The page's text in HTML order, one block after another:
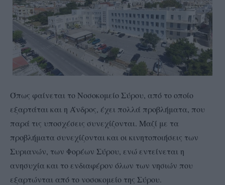
Όπως φαίνεται το Νοσοκομείο Σύρου, από το οποίο
εξαρτάται και η Άνδρος, έχει πολλά προβλήματα, που
παρά τις υποσχέσεις συνεχίζονται. Μαζί με τα
προβλήματα συνεχίζονται και οι κινητοποιήσεις των
Συριανών, των Φορέων Σύρου, ενώ εντείνεται η
ανησυχία και το ενδιαφέρον όλων των νησιών που
εξαρτώνται από το νοσοκομείο της Σύρου.